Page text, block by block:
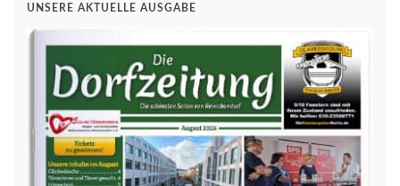
UNSERE AKTUELLE AUSGABE